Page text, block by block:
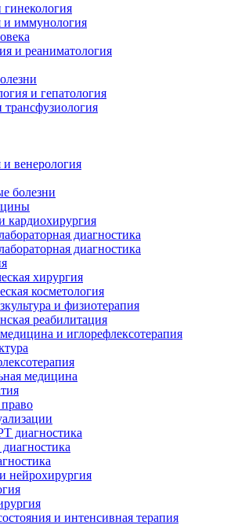
и иммунология
и реаниматология
и гепатология
трансфузиология
венерология
болезни
кардиохирургия
диагностика
диагностика
хирургия
косметология
и физиотерапия
реабилитация
и иглорефлексотерапия
медицина
диагностика
нейрохирургия
и интенсивная терапия